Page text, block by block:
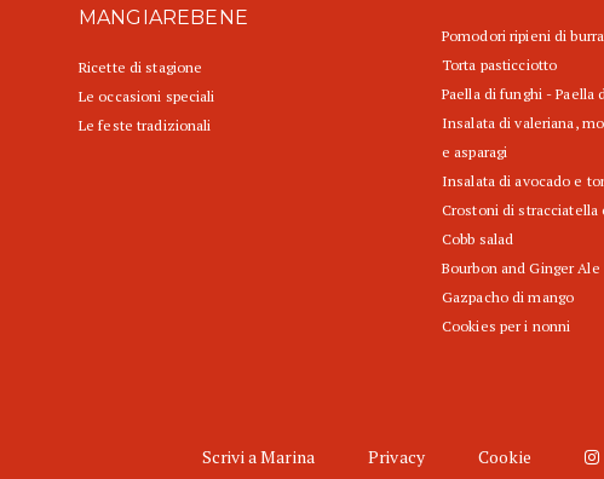
MANGIAREBENE
Ricette di stagione
Le occasioni speciali
Le feste tradizionali
Pomodori ripieni di
Torta pasticciotto
Paella di funghi - Paella
Insalata di valeriana,
e asparagi
Insalata di avocado e
Crostoni di stracciatella
Cobb salad
Bourbon and Ginger Ale
Gazpacho di mango
Cookies per i nonni
Scrivi a Marina Privacy Cookie